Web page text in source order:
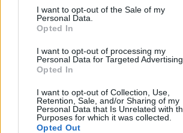
I want to opt-out of the Sale of my
Personal Data.
Opted In
I want to opt-out of processing my
Personal Data for Targeted Advertising.
Opted In
I want to opt-out of Collection, Use,
Retention, Sale, and/or Sharing of my
Personal Data that Is Unrelated with
Purposes for which it was collected.
Opted Out
20/10/2019
SORPRESA DA RENZI
"Ma resto sempre
20/10/2019